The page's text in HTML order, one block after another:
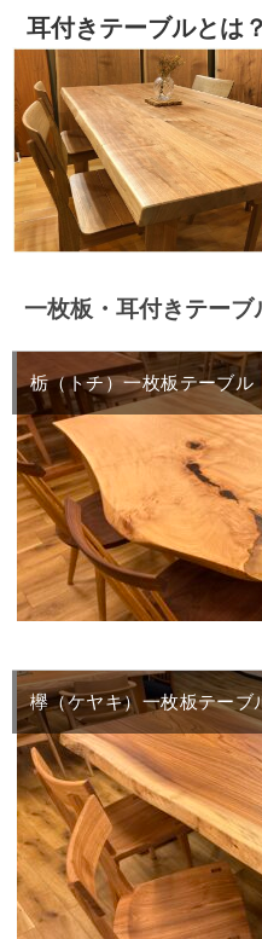
耳付きテーブルとは？
一枚板・耳付きテーブ
栃（トチ）一枚板テーブル
欅（ケヤキ）一枚板テーブ